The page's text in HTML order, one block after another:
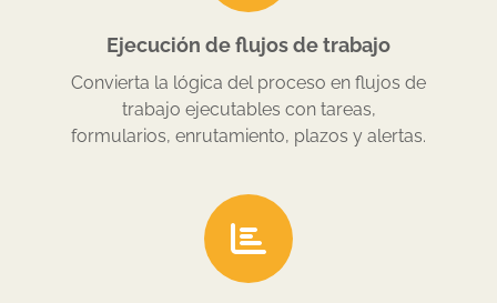
Ejecución de flujos de trabajo
Convierta la lógica del proceso en flujos de
trabajo ejecutables con tareas,
formularios, enrutamiento, plazos y alertas.